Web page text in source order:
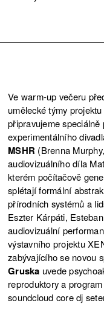
Ve warm-up večeru
umělecké týmy projektu
připravujeme
experimentálního
MSHR (Brenna
audiovizuálního díla
kterém počítačově
splétají formální
přírodních systémů a
Eszter Kárpáti,
audiovizuální
výstavního projektu
zabývajícího se novou
Gruska uvede
reproduktory a
soundcloud core dj